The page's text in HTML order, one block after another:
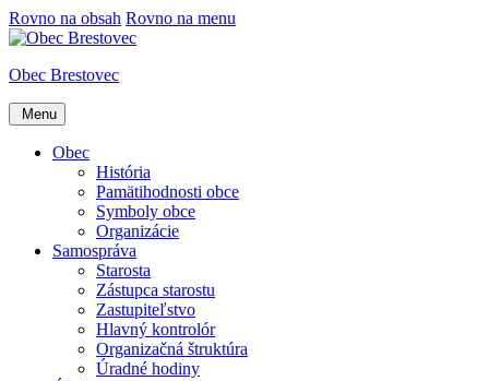
Rovno na obsah Rovno na menu
Obec Brestovec
Menu
Obec
História
Pamätihodnosti obce
Symboly obce
Organizácie
Samospráva
Starosta
Zástupca starostu
Zastupiteľstvo
Hlavný kontrolór
Organizačná štruktúra
Úradné hodiny